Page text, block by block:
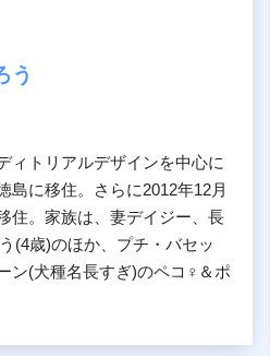
う
ィトリアルデザインを中心に
島に移住。さらに2012年12月
住。家族は、妻デイジー、長
(4歳)のほか、プチ・バセッ
ン(犬種名長すぎ)のペコ♀＆ポ